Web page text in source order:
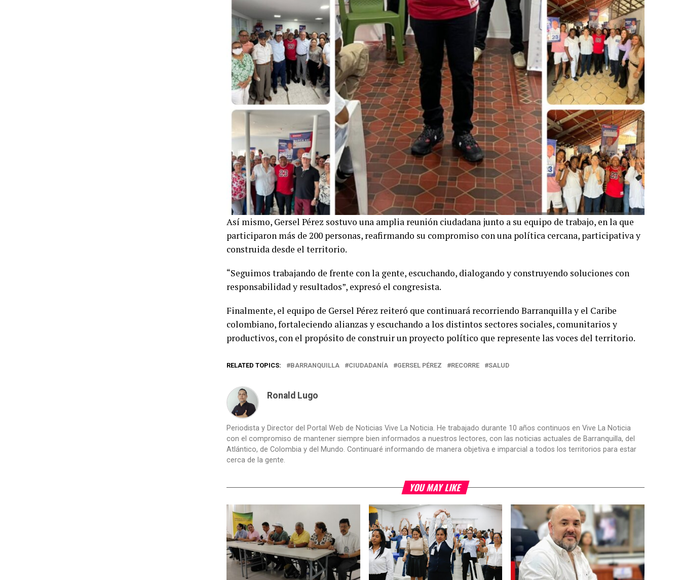
Así mismo, Gersel Pérez sostuvo una amplia reunión ciudadana junto a su equipo de trabajo, en la que
participaron más de 200 personas, reafirmando su compromiso con una política cercana, participativa y
construida desde el territorio.
“Seguimos trabajando de frente con la gente, escuchando, dialogando y construyendo soluciones con
responsabilidad y resultados”, expresó el congresista.
Finalmente, el equipo de Gersel Pérez reiteró que continuará recorriendo Barranquilla y el Caribe
colombiano, fortaleciendo alianzas y escuchando a los distintos sectores sociales, comunitarios y
productivos, con el propósito de construir un proyecto político que represente las voces del territorio.
RELATED TOPICS: BARRANQUILLA CIUDADANÍA GERSEL PÉREZ RECORRE SALUD
Ronald Lugo
Periodista y Director del Portal Web de Noticias Vive La Noticia. He trabajado durante 10 años continuos en Vive La Noticia
con el compromiso de mantener siempre bien informados a nuestros lectores, con las noticias actuales de Barranquilla, del
Atlántico, de Colombia y del Mundo. Continuaré informando de manera objetiva e imparcial a todos los territorios para estar
cerca de la gente.
YOU MAY LIKE